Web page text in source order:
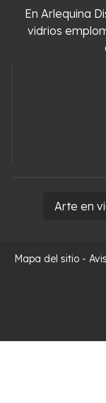
En Arlequina
vidrios
Arte en
Mapa del sitio -